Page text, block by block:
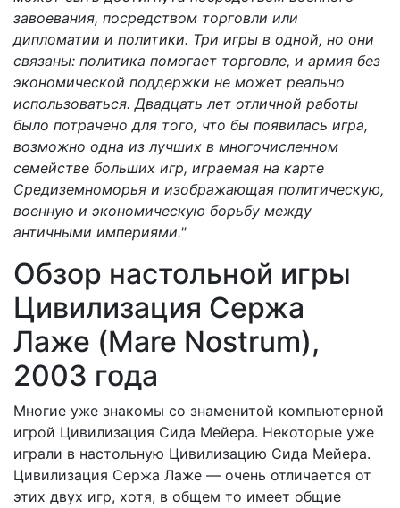
завоевания, посредством торговли или
дипломатии и политики. Три игры в одной, но они
связаны: политика помогает торговле, и армия без
экономической поддержки не может реально
использоваться. Двадцать лет отличной работы
было потрачено для того, что бы появилась игра,
возможно одна из лучших в многочисленном
семействе больших игр, играемая на карте
Средиземноморья и изображающая политическую,
военную и экономическую борьбу между
античными империями."
Обзор настольной игры
Цивилизация Сержа
Лаже (Mare Nostrum),
2003 года
Многие уже знакомы со знаменитой компьютерной
игрой Цивилизация Сида Мейера. Некоторые уже
играли в настольную Цивилизацию Сида Мейера.
Цивилизация Сержа Лаже — очень отличается от
этих двух игр, хотя, в общем то имеет общие